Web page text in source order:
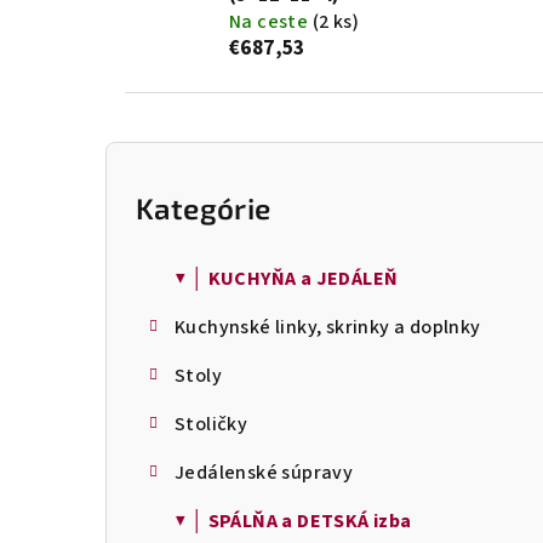
Na ceste (2 ks)
€687,53
B
Preskočiť
kategórie
Kategórie
▼ │ KUCHYŇA a JEDÁLEŇ
Kuchynské linky, skrinky a doplnky
Stoly
Stoličky
Jedálenské súpravy
▼ │ SPÁLŇA a DETSKÁ izba